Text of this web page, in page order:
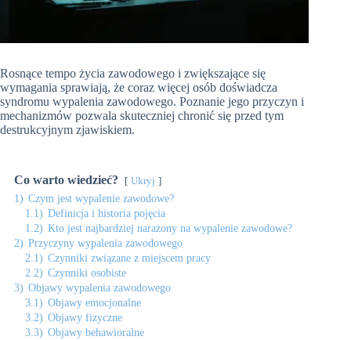
Rosnące tempo życia zawodowego i zwiększające się
wymagania sprawiają, że coraz więcej osób doświadcza
syndromu wypalenia zawodowego. Poznanie jego przyczyn i
mechanizmów pozwala skuteczniej chronić się przed tym
destrukcyjnym zjawiskiem.
Co warto wiedzieć? Ukryj
1) Czym jest wypalenie zawodowe?
1.1) Definicja i historia pojęcia
1.2) Kto jest najbardziej narażony na wypalenie zawodowe?
2) Przyczyny wypalenia zawodowego
2.1) Czynniki związane z miejscem pracy
2.2) Czynniki osobiste
3) Objawy wypalenia zawodowego
3.1) Objawy emocjonalne
3.2) Objawy fizyczne
3.3) Objawy behawioralne